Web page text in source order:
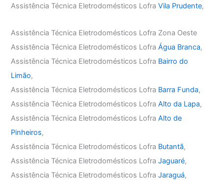
Assistência Técnica Eletrodomésticos LofraVila Prudente,
Assistência Técnica Eletrodomésticos Lofra Zona Oeste
Assistência Técnica Eletrodomésticos LofraÁgua Branca,
Assistência Técnica Eletrodomésticos Lofra Bairro do
Limão,
Assistência Técnica Eletrodomésticos Lofra Barra Funda,
Assistência Técnica Eletrodomésticos LofraAlto da Lapa,
Assistência Técnica Eletrodomésticos LofraAlto de
Pinheiros,
Assistência Técnica Eletrodomésticos Lofra Butantã,
Assistência Técnica Eletrodomésticos LofraJaguaré,
Assistência Técnica Eletrodomésticos LofraJaraguá,